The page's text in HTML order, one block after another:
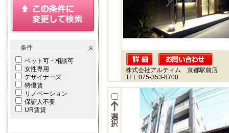
条件
ペット可・相談可
女性専用
デザイナーズ
特優賃
リノベーション
保証人不要
UR賃貸
株式会社アルティム 京都駅前店
TEL.075-353-8700